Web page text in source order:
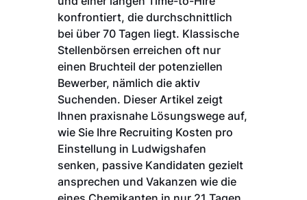
konfrontiert, die durchschnittlich
bei über 70 Tagen liegt. Klassische
Stellenbörsen erreichen oft nur
einen Bruchteil der potenziellen
Bewerber, nämlich die aktiv
Suchenden. Dieser Artikel zeigt
Ihnen praxisnahe Lösungswege auf,
wie Sie Ihre Recruiting Kosten pro
Einstellung in Ludwigshafen
senken, passive Kandidaten gezielt
ansprechen und Vakanzen wie die